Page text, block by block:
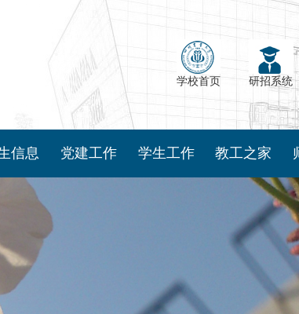
学校首页 研招系统
信息 党建工作 学生工作 教工之家